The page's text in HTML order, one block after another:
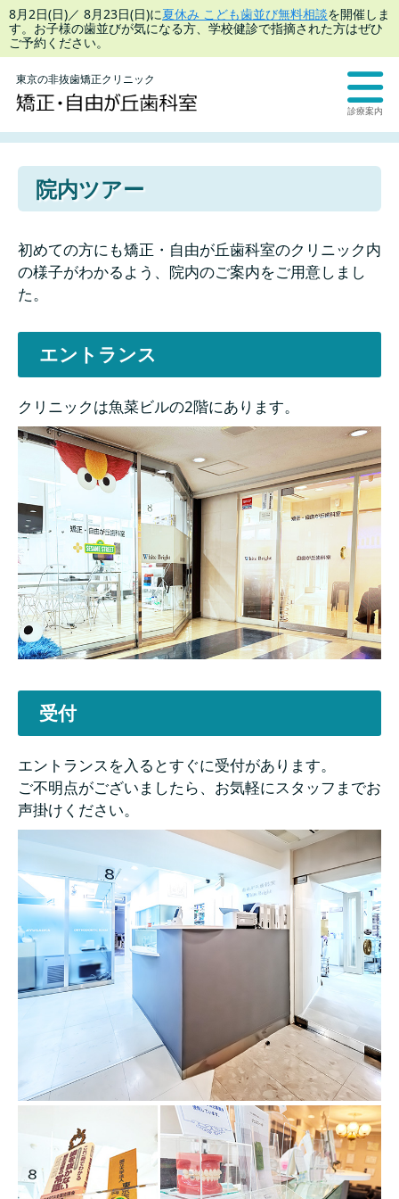
8月2日(日)／ 8月23日(日)に夏休み こども歯並び無料相談を開催しま
す。お子様の歯並びが気になる方、学校健診で指摘された方はぜひ
ご予約ください。
東京の非抜歯矯正クリニック
診療案内
院内ツアー
初めての方にも矯正・自由が丘歯科室のクリニック内
の様子がわかるよう、院内のご案内をご用意しまし
た。
エントランス
クリニックは魚菜ビルの2階にあります。
受付
エントランスを入るとすぐに受付があります。
ご不明点がございましたら、お気軽にスタッフまでお
声掛けください。